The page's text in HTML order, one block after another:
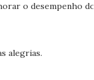
o desempenho do
alegrias.